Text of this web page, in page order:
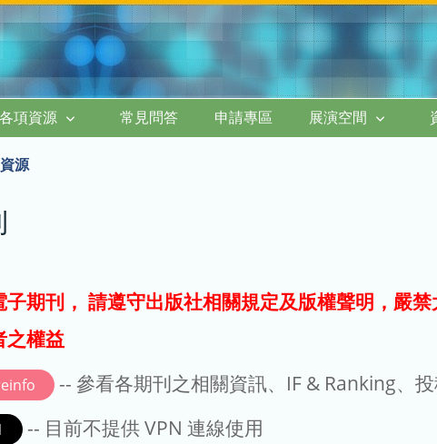
各項資源 常見問答 申請專區 展演空間
源
子期刊， 請遵守出版社相關規定及版權聲明，嚴
之權益
-- 參看各期刊之相關資訊、IF & Ranking、
-- 目前不提供 VPN 連線使用